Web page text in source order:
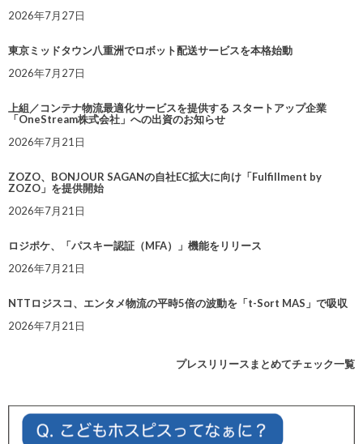
2026年7月27日
東京ミッドタウン八重洲でロボット配送サービスを本格始動
2026年7月27日
上組／コンテナ物流最適化サービスを提供する スタートアップ企業
「OneStream株式会社」への出資のお知らせ
2026年7月21日
ZOZO、BONJOUR SAGANの自社EC拡大に向け「Fulfillment by
ZOZO」を提供開始
2026年7月21日
ロジポケ、「パスキー認証（MFA）」機能をリリース
2026年7月21日
NTTロジスコ、エンタメ物流の平時5倍の波動を「t-Sort MAS」で吸収
2026年7月21日
プレスリリースまとめてチェック一覧